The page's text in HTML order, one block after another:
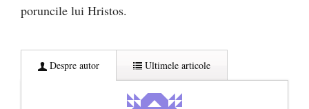
poruncile lui Hristos.
Despre autor Ultimele articole